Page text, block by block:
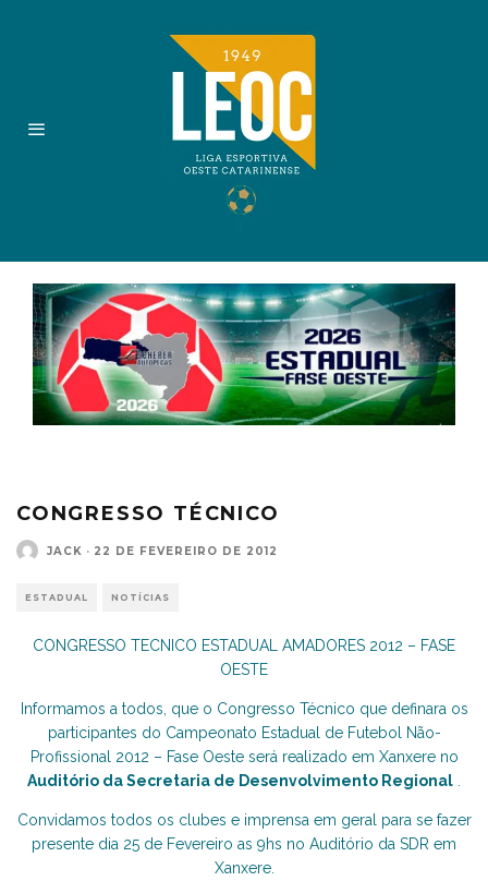
CONGRESSO TÉCNICO
JACK · 22 DE FEVEREIRO DE 2012
ESTADUAL NOTÍCIAS
CONGRESSO TECNICO ESTADUAL AMADORES 2012 – FASE
OESTE
Informamos a todos, que o Congresso Técnico que definara os
participantes do Campeonato Estadual de Futebol Não-
Profissional 2012 – Fase Oeste será realizado em Xanxere no
Auditório da Secretaria de Desenvolvimento Regional .
Convidamos todos os clubes e imprensa em geral para se fazer
presente dia 25 de Fevereiro as 9hs no Auditório da SDR em
Xanxere.